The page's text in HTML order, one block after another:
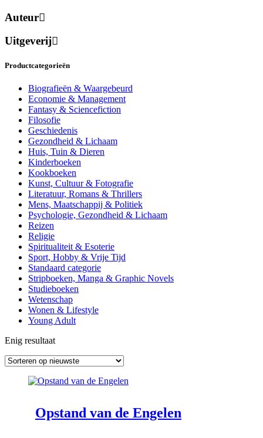
Auteur
Uitgeverij
Productcategorieën
Biografieën & Waargebeurd
Economie & Management
Fantasy & Sciencefiction
Filosofie
Geschiedenis
Gezondheid & Lichaam
Huis, Tuin & Dieren
Kinderboeken
Kookboeken
Kunst, Cultuur & Fotografie
Literatuur, Romans & Thrillers
Mens, Maatschappij & Politiek
Psychologie, Gezondheid & Lichaam
Reizen
Religie
Spiritualiteit & Esoterie
Sport, Hobby & Vrije Tijd
Standaard categorie
Stripboeken, Manga & Graphic Novels
Studieboeken
Wetenschap
Wonen & Lifestyle
Young Adult
Enig resultaat
Opstand van de Engelen